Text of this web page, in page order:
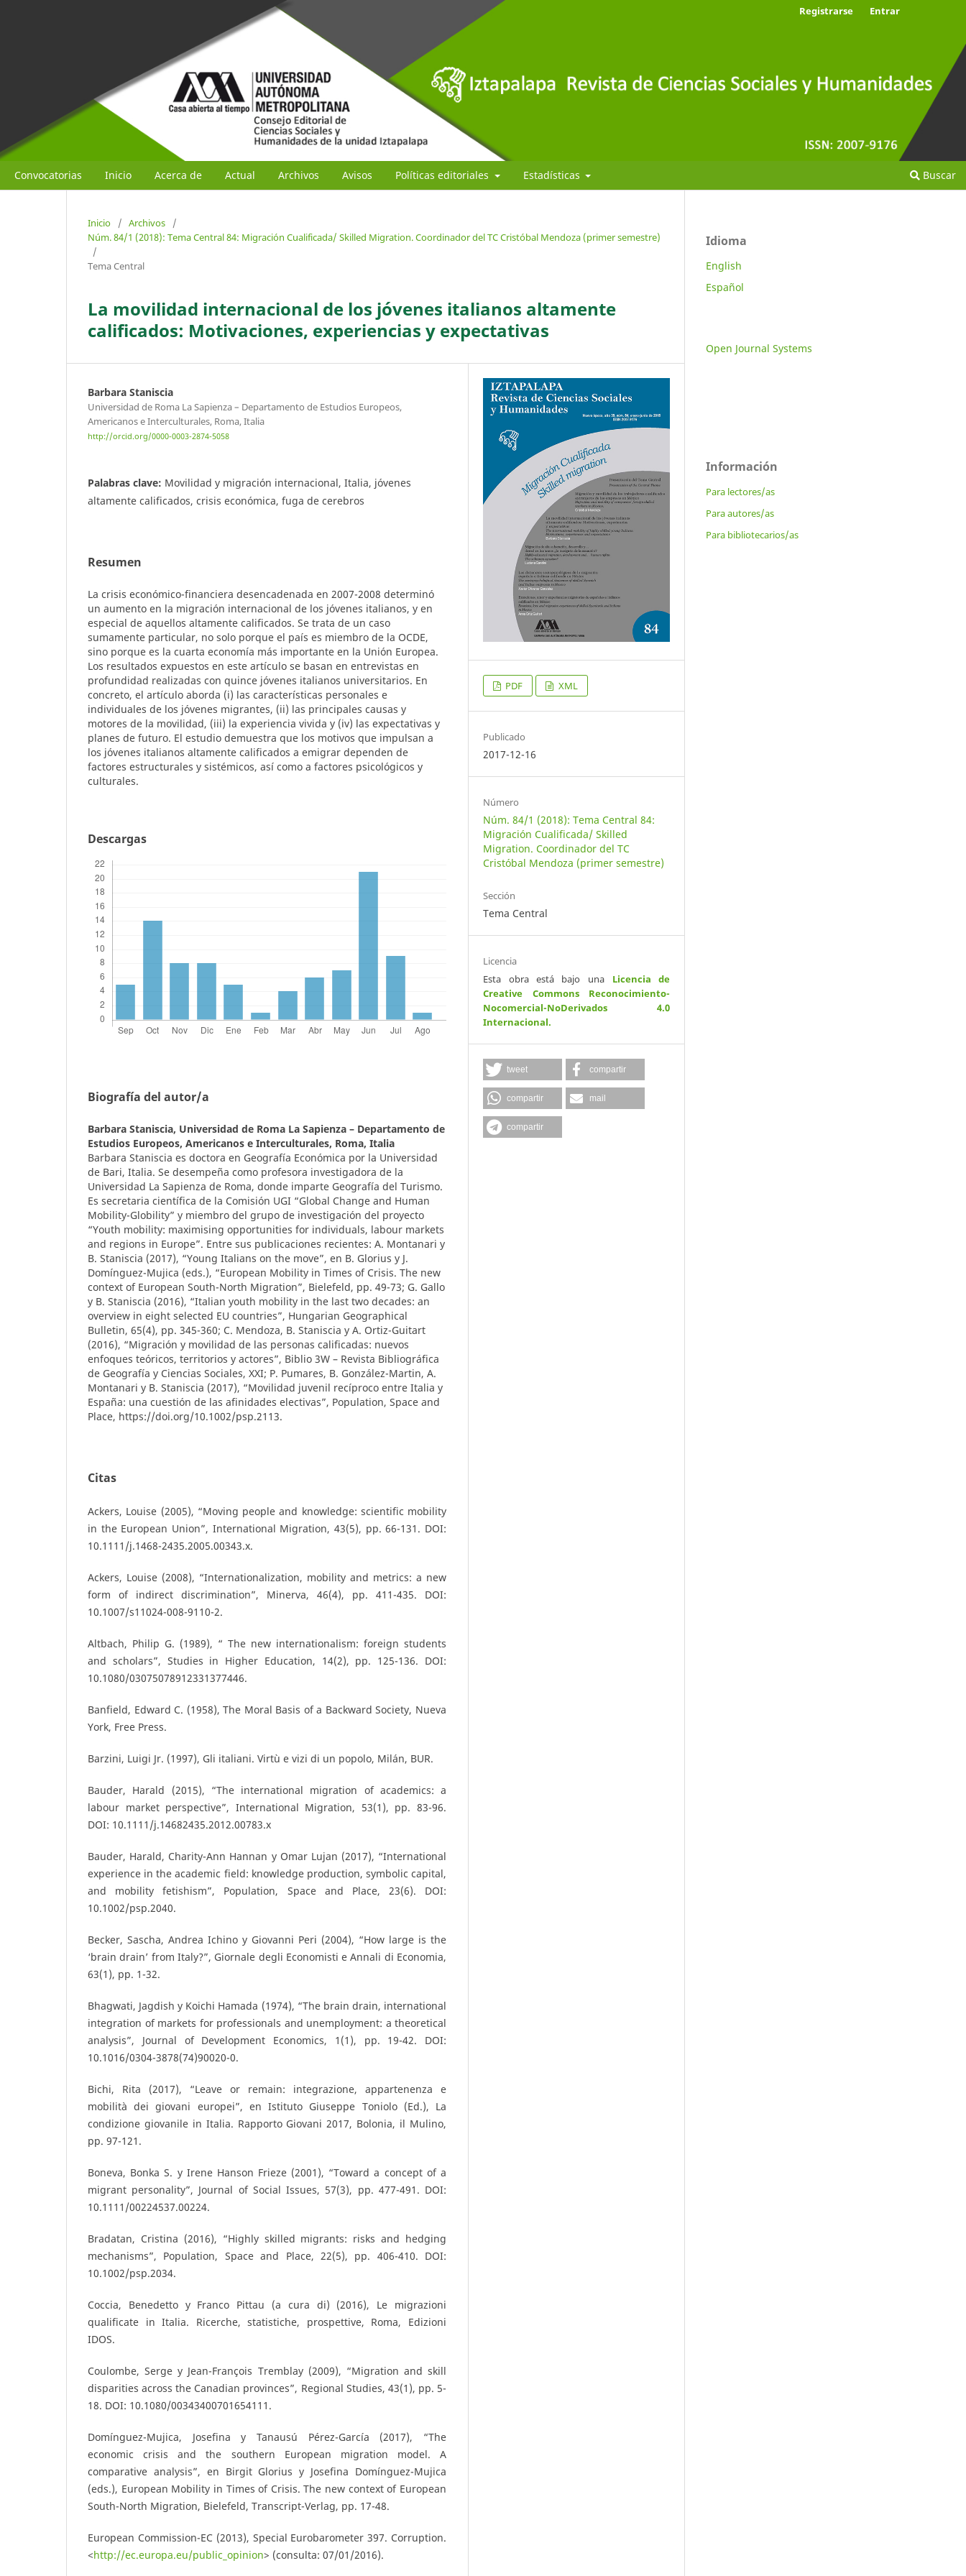
Convocatorias Inicio Acerca de Actual Archivos Avisos Políticas editoriales Estadísticas Buscar
Registrarse Entrar
Inicio / Archivos
/
Núm. 84/1 (2018): Tema Central 84: Migración Cualificada/ Skilled Migration. Coordinador del TC Cristóbal Mendoza (primer semestre)
/
Tema Central
La movilidad internacional de los jóvenes italianos altamente
calificados: Motivaciones, experiencias y expectativas
Barbara Staniscia
Universidad de Roma La Sapienza – Departamento de Estudios Europeos,
Americanos e Interculturales, Roma, Italia
http://orcid.org/0000-0003-2874-5058
Palabras clave: Movilidad y migración internacional, Italia, jóvenes
altamente calificados, crisis económica, fuga de cerebros
Resumen
La crisis económico-financiera desencadenada en 2007-2008 determinó
un aumento en la migración internacional de los jóvenes italianos, y en
especial de aquellos altamente calificados. Se trata de un caso
sumamente particular, no solo porque el país es miembro de la OCDE,
sino porque es la cuarta economía más importante en la Unión Europea.
Los resultados expuestos en este artículo se basan en entrevistas en
profundidad realizadas con quince jóvenes italianos universitarios. En
concreto, el artículo aborda (i) las características personales e
individuales de los jóvenes migrantes, (ii) las principales causas y
motores de la movilidad, (iii) la experiencia vivida y (iv) las expectativas y
planes de futuro. El estudio demuestra que los motivos que impulsan a
los jóvenes italianos altamente calificados a emigrar dependen de
factores estructurales y sistémicos, así como a factores psicológicos y
culturales.
Descargas
Biografía del autor/a
Barbara Staniscia, Universidad de Roma La Sapienza – Departamento de
Estudios Europeos, Americanos e Interculturales, Roma, Italia
Barbara Staniscia es doctora en Geografía Económica por la Universidad
de Bari, Italia. Se desempeña como profesora investigadora de la
Universidad La Sapienza de Roma, donde imparte Geografía del Turismo.
Es secretaria científica de la Comisión UGI “Global Change and Human
Mobility-Globility” y miembro del grupo de investigación del proyecto
“Youth mobility: maximising opportunities for individuals, labour markets
and regions in Europe”. Entre sus publicaciones recientes: A. Montanari y
B. Staniscia (2017), “Young Italians on the move”, en B. Glorius y J.
Domínguez-Mujica (eds.), “European Mobility in Times of Crisis. The new
context of European South-North Migration”, Bielefeld, pp. 49-73; G. Gallo
y B. Staniscia (2016), “Italian youth mobility in the last two decades: an
overview in eight selected EU countries”, Hungarian Geographical
Bulletin, 65(4), pp. 345-360; C. Mendoza, B. Staniscia y A. Ortiz-Guitart
(2016), “Migración y movilidad de las personas calificadas: nuevos
enfoques teóricos, territorios y actores”, Biblio 3W – Revista Bibliográfica
de Geografía y Ciencias Sociales, XXI; P. Pumares, B. González-Martin, A.
Montanari y B. Staniscia (2017), “Movilidad juvenil recíproco entre Italia y
España: una cuestión de las afinidades electivas”, Population, Space and
Place, https://doi.org/10.1002/psp.2113.
Citas
Ackers, Louise (2005), “Moving people and knowledge: scientific mobility
in the European Union”, International Migration, 43(5), pp. 66-131. DOI:
10.1111/j.1468-2435.2005.00343.x.
Ackers, Louise (2008), “Internationalization, mobility and metrics: a new
form of indirect discrimination”, Minerva, 46(4), pp. 411-435. DOI:
10.1007/s11024-008-9110-2.
Altbach, Philip G. (1989), “ The new internationalism: foreign students
and scholars”, Studies in Higher Education, 14(2), pp. 125-136. DOI:
10.1080/03075078912331377446.
Banfield, Edward C. (1958), The Moral Basis of a Backward Society, Nueva
York, Free Press.
Barzini, Luigi Jr. (1997), Gli italiani. Virtù e vizi di un popolo, Milán, BUR.
Bauder, Harald (2015), “The international migration of academics: a
labour market perspective”, International Migration, 53(1), pp. 83-96.
DOI: 10.1111/j.14682435.2012.00783.x
Bauder, Harald, Charity-Ann Hannan y Omar Lujan (2017), “International
experience in the academic field: knowledge production, symbolic capital,
and mobility fetishism”, Population, Space and Place, 23(6). DOI:
10.1002/psp.2040.
Becker, Sascha, Andrea Ichino y Giovanni Peri (2004), “How large is the
‘brain drain’ from Italy?”, Giornale degli Economisti e Annali di Economia,
63(1), pp. 1-32.
Bhagwati, Jagdish y Koichi Hamada (1974), “The brain drain, international
integration of markets for professionals and unemployment: a theoretical
analysis”, Journal of Development Economics, 1(1), pp. 19-42. DOI:
10.1016/0304-3878(74)90020-0.
Bichi, Rita (2017), “Leave or remain: integrazione, appartenenza e
mobilità dei giovani europei”, en Istituto Giuseppe Toniolo (Ed.), La
condizione giovanile in Italia. Rapporto Giovani 2017, Bolonia, il Mulino,
pp. 97-121.
Boneva, Bonka S. y Irene Hanson Frieze (2001), “Toward a concept of a
migrant personality”, Journal of Social Issues, 57(3), pp. 477-491. DOI:
10.1111/00224537.00224.
Bradatan, Cristina (2016), “Highly skilled migrants: risks and hedging
mechanisms”, Population, Space and Place, 22(5), pp. 406-410. DOI:
10.1002/psp.2034.
Coccia, Benedetto y Franco Pittau (a cura di) (2016), Le migrazioni
qualificate in Italia. Ricerche, statistiche, prospettive, Roma, Edizioni
IDOS.
Coulombe, Serge y Jean-François Tremblay (2009), “Migration and skill
disparities across the Canadian provinces”, Regional Studies, 43(1), pp. 5-
18. DOI: 10.1080/00343400701654111.
Domínguez-Mujica, Josefina y Tanausú Pérez-García (2017), “The
economic crisis and the southern European migration model. A
comparative analysis”, en Birgit Glorius y Josefina Domínguez-Mujica
(eds.), European Mobility in Times of Crisis. The new context of European
South-North Migration, Bielefeld, Transcript-Verlag, pp. 17-48.
European Commission-EC (2013), Special Eurobarometer 397. Corruption.
<http://ec.europa.eu/public_opinion> (consulta: 07/01/2016).
PDF XML
Publicado
2017-12-16
Número
Núm. 84/1 (2018): Tema Central 84:
Migración Cualificada/ Skilled
Migration. Coordinador del TC
Cristóbal Mendoza (primer semestre)
Sección
Tema Central
Licencia
Esta obra está bajo una Licencia de
Creative Commons Reconocimiento-
Nocomercial-NoDerivados 4.0
Internacional.
tweet compartir
compartir mail
compartir
Idioma
English
Español
Open Journal Systems
Información
Para lectores/as
Para autores/as
Para bibliotecarios/as